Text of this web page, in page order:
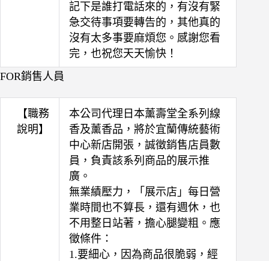
記下是誰打電話來的，有沒有緊
急交待事項要轉告的，其他真的
沒有太多事要麻煩您。感謝您看
完，也祝您天天愉快！
FOR銷售人員
【職務
說明】
本公司代理日本薰壽堂全系列線
香及薰香品，將於宜蘭傳統藝術
中心新店開張，誠徵銷售店員數
員，負責該系列商品的展示推
廣。
無業績壓力，「展示店」每日營
業時間也不算長，還有週休，也
不用整日站著，擔心腿變粗。應
徵條件：
1.要細心，因為商品很脆弱，經